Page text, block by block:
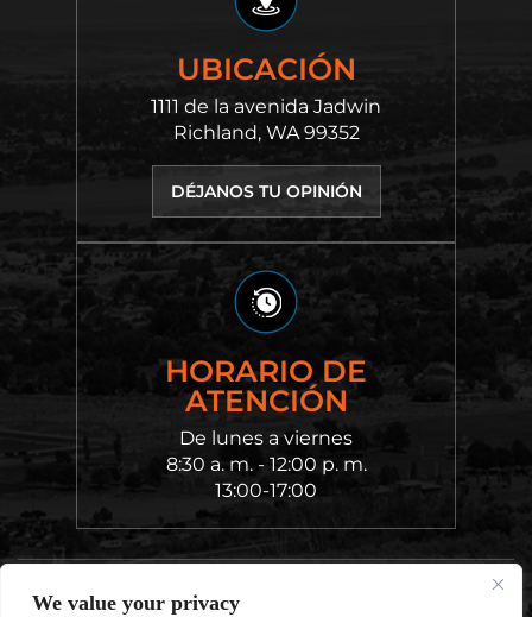
We value your privacy
UBICACIÓN
1111 de la avenida Jadwin
Richland, WA 99352
DÉJANOS TU OPINIÓN
HORARIO DE
ATENCIÓN
De lunes a viernes
8:30 a. m. - 12:00 p. m.
13:00-17:00
© 2026 Chvatal King Cantu Law • Todos los derechos